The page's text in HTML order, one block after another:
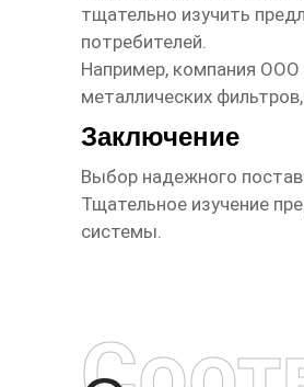
тщательно изучить
потребителей.
Например, компания ООО
металлических
Заключение
Выбор надежного
Тщательное изучение
системы.